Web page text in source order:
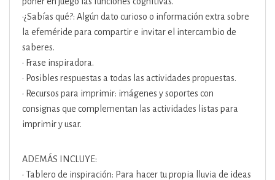
•¿Sabías qué?: Algún dato curioso o información extra sobre
la efeméride para compartir e invitar el intercambio de
saberes.
• Frase inspiradora.
• Posibles respuestas a todas las actividades propuestas.
• Recursos para imprimir: imágenes y soportes con
consignas que complementan las actividades listas para
imprimir y usar.
ADEMÁS INCLUYE:
• Tablero de inspiración: Para hacer tu propia lluvia de ideas